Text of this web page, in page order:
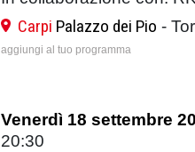
Carpi Palazzo dei Pio -
aggiungi al tuo programma
Venerdì 18 settembre
20:30